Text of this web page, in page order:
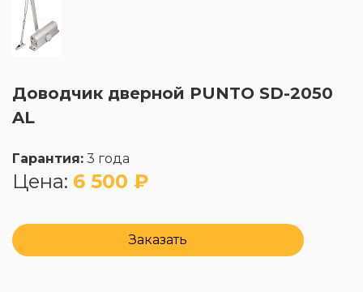
Доводчик дверной PUNTO SD-2050
AL
Гарантия: 3 года
Цена: 6 500 ₽
Заказать